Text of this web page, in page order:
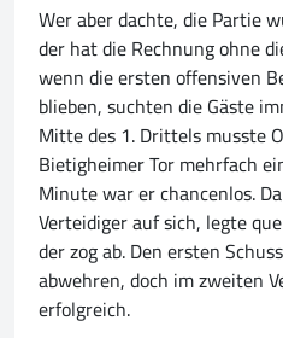
Wer aber dachte, die Partie
der hat die Rechnung ohne
wenn die ersten offensiven
blieben, suchten die Gäste
Mitte des 1. Drittels musste
Bietigheimer Tor mehrfach
Minute war er chancenlos.
Verteidiger auf sich, legte
der zog ab. Den ersten
abwehren, doch im zweiten
erfolgreich.